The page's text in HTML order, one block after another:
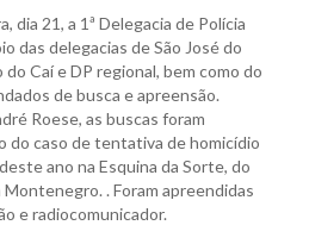
dia 21, a 1ª Delegacia de Polícia
das delegacias de São José do
Caí e DP regional, bem como do
de busca e apreensão.
Roese, as buscas foram
do caso de tentativa de homicídio
ano na Esquina da Sorte, do
. Foram apreendidas
e radiocomunicador.